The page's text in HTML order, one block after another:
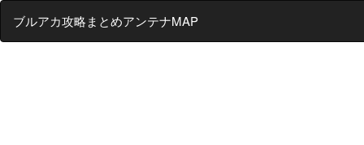
ブルアカ攻略まとめアンテナMAP